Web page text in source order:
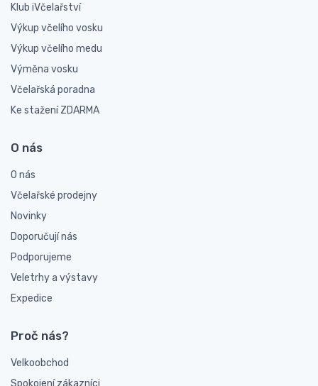
Klub iVčelařství
Výkup včelího vosku
Výkup včelího medu
Výměna vosku
Včelařská poradna
Ke stažení ZDARMA
O nás
O nás
Včelařské prodejny
Novinky
Doporučují nás
Podporujeme
Veletrhy a výstavy
Expedice
Proč nás?
Velkoobchod
Spokojení zákazníci